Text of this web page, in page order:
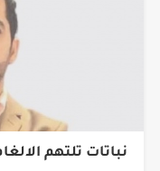
نباتات تلتهم